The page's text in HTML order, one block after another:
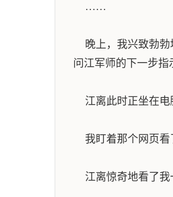
……
晚上，我兴致勃勃
问江军师的下一步指
江离此时正坐在电
我盯着那个网页看
江离惊奇地看了我